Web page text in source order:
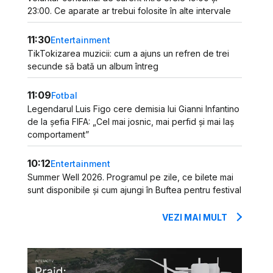
23:00. Ce aparate ar trebui folosite în alte intervale
11:30Entertainment
TikTokizarea muzicii: cum a ajuns un refren de trei
secunde să bată un album întreg
11:09Fotbal
Legendarul Luis Figo cere demisia lui Gianni Infantino
de la șefia FIFA: „Cel mai josnic, mai perfid și mai laș
comportament”
10:12Entertainment
Summer Well 2026. Programul pe zile, ce bilete mai
sunt disponibile și cum ajungi în Buftea pentru festival
VEZI MAI MULT